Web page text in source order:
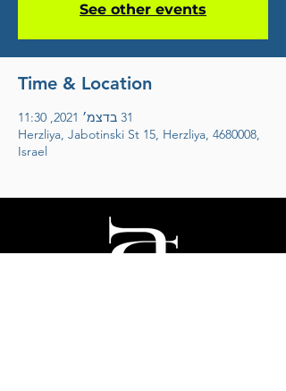
See other events
Time & Location
31 בדצמ׳ 2021, 11:30
Herzliya, Jabotinski St 15, Herzliya, 4680008,
Israel